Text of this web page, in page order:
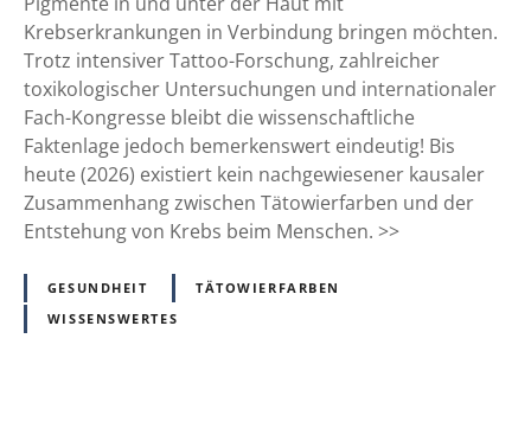
.
F
r
a
g
d
i
e
W
s
d
K
r
e
b
s
:
W
d
Krebserkrankungen in Verbindung bringen möchten.
Trotz intensiver Tattoo-Forschung, zahlreicher
toxikologischer Untersuchungen und internationaler
Fach-Kongresse bleibt die wissenschaftliche
Faktenlage jedoch bemerkenswert eindeutig! Bis
heute (2026) existiert kein nachgewiesener kausaler
Zusammenhang zwischen Tätowierfarben und der
Entstehung von Krebs beim Menschen. >>
GESUNDHEIT
TÄTOWIERFARBEN
WISSENSWERTES